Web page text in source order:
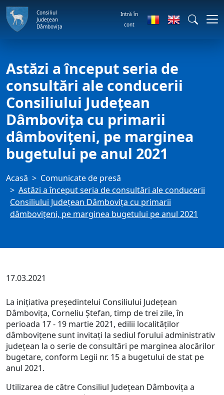
Consiliul
Județean
Dâmbovița
Intră în
cont
Astăzi a început seria de
consultări ale conducerii
Consiliului Județean
Dâmbovița cu primarii
dâmbovițeni, pe marginea
bugetului pe anul 2021
Acasă
Comunicate de presă
Astăzi a început seria de consultări ale conducerii
Consiliului Județean Dâmbovița cu primarii
dâmbovițeni, pe marginea bugetului pe anul 2021
17.03.2021
La inițiativa președintelui Consiliului Județean
Dâmbovița, Corneliu Ștefan, timp de trei zile, în
perioada 17 - 19 martie 2021, edilii localităților
dâmbovițene sunt invitați la sediul forului administrativ
județean la o serie de consultări pe marginea alocărilor
bugetare, conform Legii nr. 15 a bugetului de stat pe
anul 2021.
Utilizarea de către Consiliul Județean Dâmbovița a